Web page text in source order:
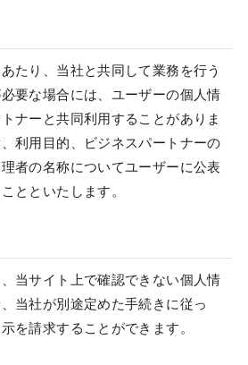
たり、当社と共同して業務を行う
要な場合には、ユーザーの個人情
ナーと共同利用することがありま
利用目的、ビジネスパートナーの
者の名称についてユーザーに公表
とといたします。
当サイト上で確認できない個人情
当社が別途定めた手続きに従っ
を請求することができます。